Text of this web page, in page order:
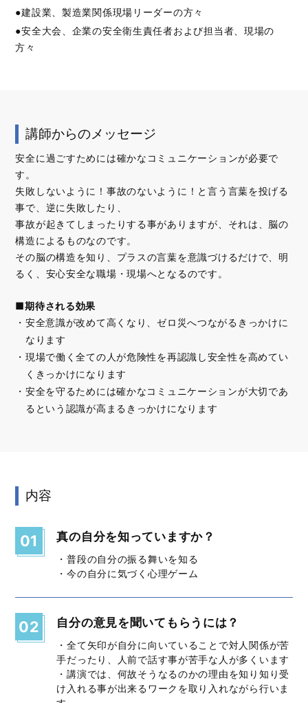
●建設業、製造業関係現場リーダーの方々
●安全大会、企業の安全衛生責任者および担当者、現場の
方々
講師からのメッセージ
安全に過ごすためには確かなコミュニケーションが必要で
す。
失敗しないように！事故のないように！と言う言葉を投げる
事で、逆に失敗したり、
事故が起きてしまったりする事がありますが、それは、脳の
構造によるものなのです。
その脳の構造を知り、プラスの言葉を意識づけるだけで、明
るく、安心安全な職場・現場へとなるのです。
■期待される効果
安全意識が改めて高くなり、ゼロ災へつながるきっかけに
なります
現場で働く全ての人が危険性を再認識し安全性を高めてい
くきっかけになります
安全を守るためには確かなコミュニケーションが大切であ
るという認識が高まるきっかけになります
内容
01 真の自分を知っていますか？
・普段の自分の振る舞いを知る
・今の自分に気づく心理ゲーム
02 自分の意見を聞いてもらうには？
・全て矢印が自分に向いていることで対人関係が苦
手だったり、人前で話す事が苦手な人が多くいます
・講演では、何故そうなるのかの理由を知り知り受
け入れる事が出来るワークを取り入れながら行いま